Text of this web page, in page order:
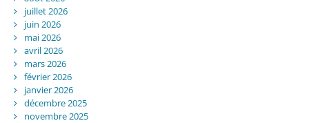
juillet 2026
juin 2026
mai 2026
avril 2026
mars 2026
février 2026
janvier 2026
décembre 2025
novembre 2025